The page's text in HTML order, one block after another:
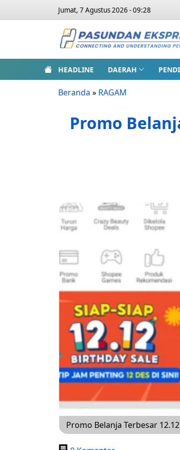
Jumat, 7 Agustus 2026 - 09:28
HEADLINE DAERAH
Beranda » RAGAM
Promo
Promo Belanja Terbesar